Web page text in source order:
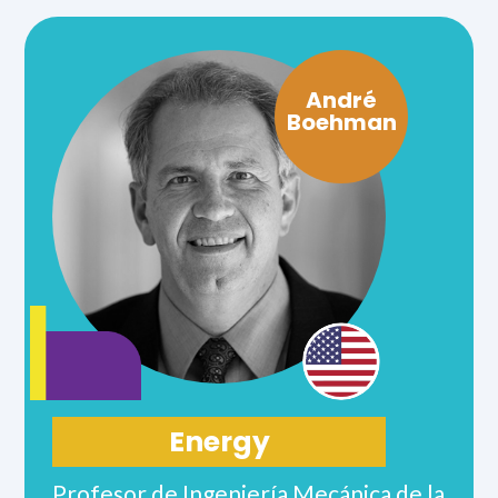
natural disaster management and
adaptation to climate change.
Energy
André
Boehman